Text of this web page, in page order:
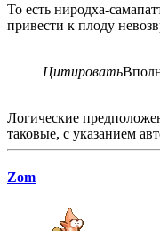
То есть ниродха-
привести к плоду
Цитировать
Логические
таковые, с указанием
Zom